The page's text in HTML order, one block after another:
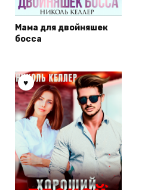
Мама для двойняшек
босса